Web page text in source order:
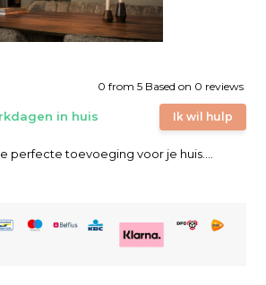
0 from 5 Based on 0 reviews
Ik wil hulp
in huis
perfecte toevoeging voor je huis....